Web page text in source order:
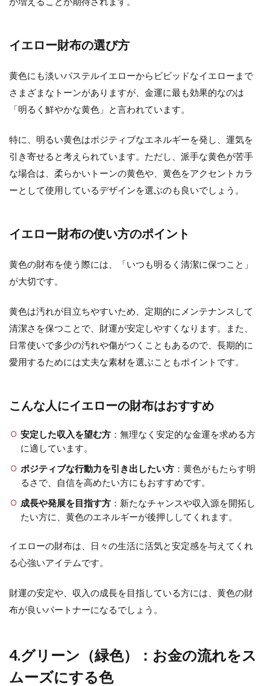
イエロー財布の選び方
黄色にも淡いパステルイエローからビビッドなイエローまで
さまざまなトーンがありますが、金運に最も効果的なのは
「明るく鮮やかな黄色」と言われています。
特に、明るい黄色はポジティブなエネルギーを発し、運気を
引き寄せると考えられています。ただし、派手な黄色が苦手
な場合は、柔らかいトーンの黄色や、黄色をアクセントカラ
ーとして使用しているデザインを選ぶのも良いでしょう。
イエロー財布の使い方のポイント
黄色の財布を使う際には、「いつも明るく清潔に保つこと」
が大切です。
黄色は汚れが目立ちやすいため、定期的にメンテナンスして
清潔さを保つことで、財運が安定しやすくなります。また、
日常使いで多少の汚れや傷がつくこともあるので、長期的に
愛用するためには丈夫な素材を選ぶこともポイントです。
こんな人にイエローの財布はおすすめ
安定した収入を望む方：無理なく安定的な金運を求める方
に適しています。
ポジティブな行動力を引き出したい方：黄色がもたらす明
るさで、自信を高めたい方にもおすすめです。
成長や発展を目指す方：新たなチャンスや収入源を開拓し
たい方に、黄色のエネルギーが後押ししてくれます。
イエローの財布は、日々の生活に活気と安定感を与えてくれ
る心強いアイテムです。
財運の安定や、収入の成長を目指している方には、黄色の財
布が良いパートナーになるでしょう。
4.グリーン（緑色）：お金の流れをス
ムーズにする色